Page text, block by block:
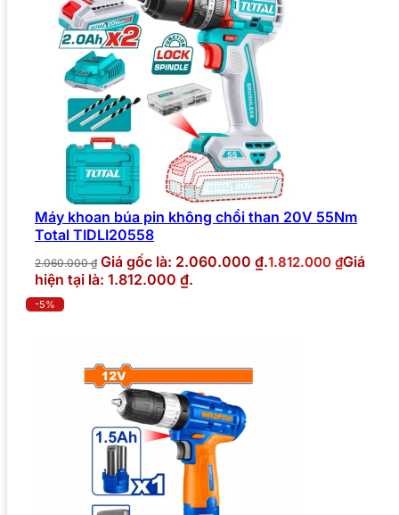
Máy khoan búa pin không chổi than 20V 55Nm
Total TIDLI20558
2.060.000₫ Giá gốc là: 2.060.000 ₫.1.812.000 ₫Giá
hiện tại là: 1.812.000 ₫.
-5%